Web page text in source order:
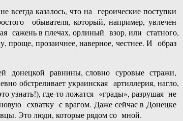
казалось, что на героические поступки
обывателя, который, например, увлечен
сажень в плечах, орлиный взор, или статного,
проще, прозаичнее, наверное, честнее. И образ
донецкой равнины, словно суровые стражи,
украинская артиллерия, нагло,
узнать!), где-то ложатся «грады», разрушая не
схватку с врагом. Даже сейчас в Донецке
Это люди, которые рядом со мной.